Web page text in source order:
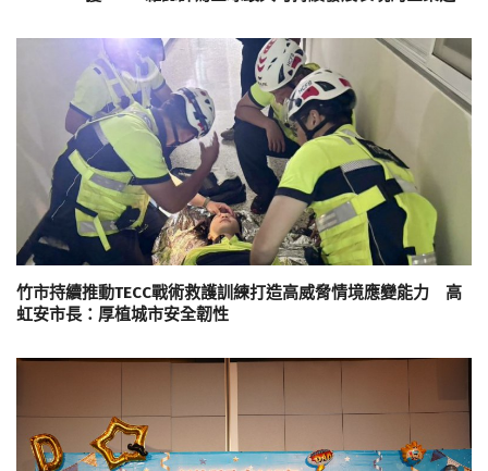
竹市持續推動TECC戰術救護訓練打造高威脅情境應變能力 高
虹安市長：厚植城市安全韌性